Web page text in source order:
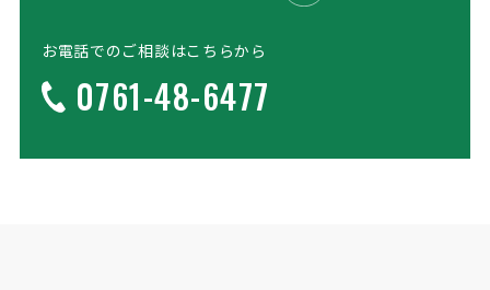
お電話でのご相談はこちらから
0761-48-6477